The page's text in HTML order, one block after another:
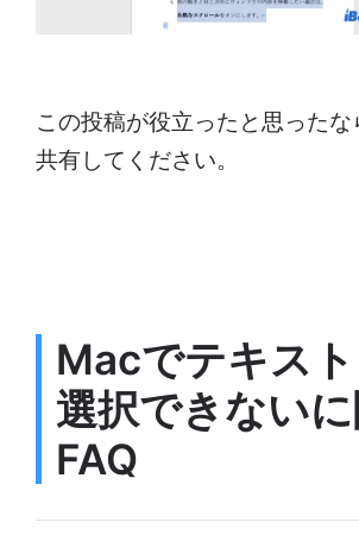
この投稿が役立ったと思ったな
共有してください。
Macでテキス
選択できない
FAQ